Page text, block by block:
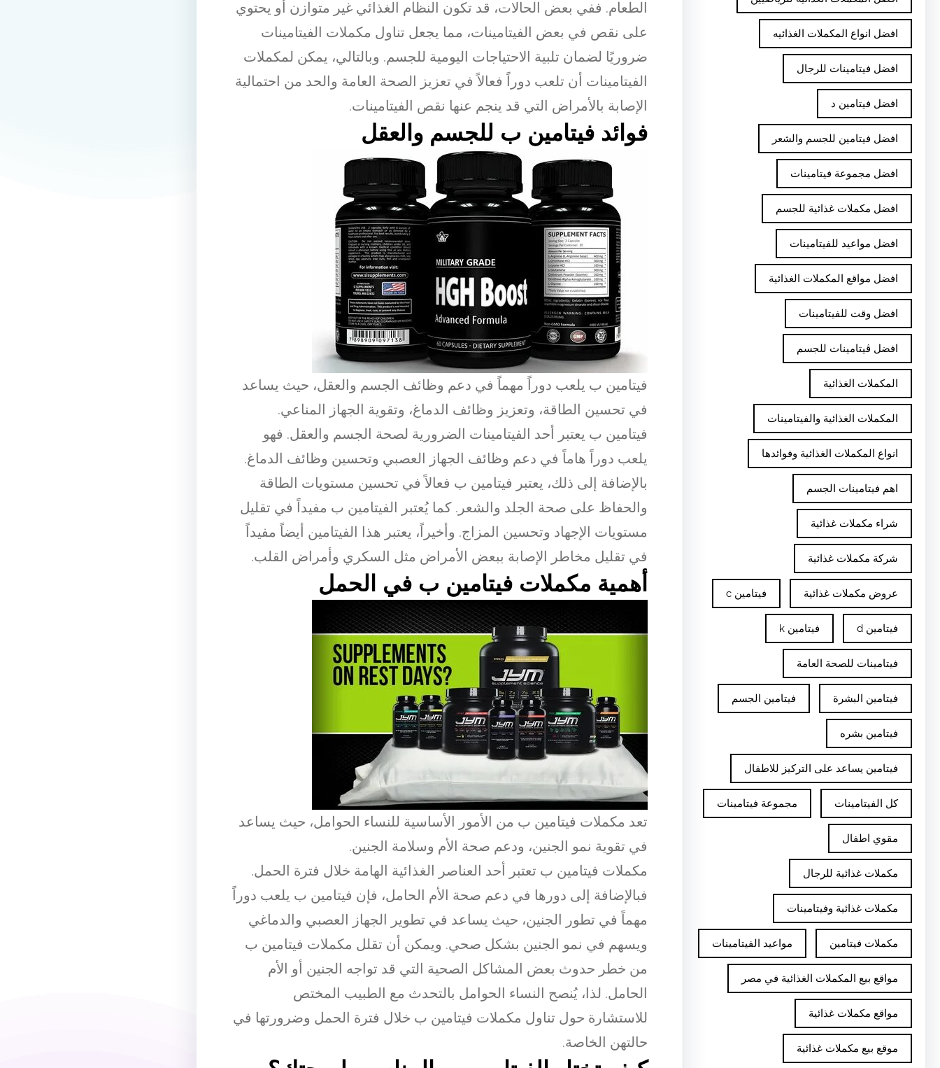
افضل انواع المكملات الغذائيه
افضل فيتامينات للرجال
افضل فيتامين د
افضل فيتامين للجسم والشعر
افضل مجموعة فيتامينات
افضل مكملات غذائية للجسم
افضل مواعيد للفيتامينات
افضل مواقع المكملات الغذائية
افضل وقت للفيتامينات
افضل ڤيتامينات للجسم
المكملات الغذائية
المكملات الغذائية والفيتامينات
انواع المكملات الغذائية وفوائدها
اهم فيتامينات الجسم
شراء مكملات غذائية
شركة مكملات غذائية
عروض مكملات غذائية فيتامين c
فيتامين d فيتامين k
فيتامينات للصحة العامة
فيتامين البشرة فيتامين الجسم
فيتامين بشره
فيتامين يساعد على التركيز للاطفال
كل الفيتامينات مجموعة فيتامينات
مقوي اطفال
مكملات غذائية للرجال
مكملات غذائية وفيتامينات
مكملات فيتامين مواعيد الفيتامينات
مواقع بيع المكملات الغذائية في مصر
مواقع مكملات غذائية
موقع بيع مكملات غذائية
الطعام. ففي بعض الحالات، قد تكون النظام الغذائي غير متوازن أو يحتوي
على نقص في بعض الفيتامينات، مما يجعل تناول مكملات الفيتامينات
ضروريًا لضمان تلبية الاحتياجات اليومية للجسم. وبالتالي، يمكن لمكملات
الفيتامينات أن تلعب دوراً فعالاً في تعزيز الصحة العامة والحد من احتمالية
الإصابة بالأمراض التي قد ينجم عنها نقص الفيتامينات.
فوائد فيتامين ب للجسم والعقل
فيتامين ب يلعب دوراً مهماً في دعم وظائف الجسم والعقل، حيث يساعد
في تحسين الطاقة، وتعزيز وظائف الدماغ، وتقوية الجهاز المناعي.
فيتامين ب يعتبر أحد الفيتامينات الضرورية لصحة الجسم والعقل. فهو
يلعب دوراً هاماً في دعم وظائف الجهاز العصبي وتحسين وظائف الدماغ.
بالإضافة إلى ذلك، يعتبر فيتامين ب فعالاً في تحسين مستويات الطاقة
والحفاظ على صحة الجلد والشعر. كما يُعتبر الفيتامين ب مفيداً في تقليل
مستويات الإجهاد وتحسين المزاج. وأخيراً، يعتبر هذا الفيتامين أيضاً مفيداً
في تقليل مخاطر الإصابة ببعض الأمراض مثل السكري وأمراض القلب.
أهمية مكملات فيتامين ب في الحمل
تعد مكملات فيتامين ب من الأمور الأساسية للنساء الحوامل، حيث يساعد
في تقوية نمو الجنين، ودعم صحة الأم وسلامة الجنين.
مكملات فيتامين ب تعتبر أحد العناصر الغذائية الهامة خلال فترة الحمل.
فبالإضافة إلى دورها في دعم صحة الأم الحامل، فإن فيتامين ب يلعب دوراً
مهماً في تطور الجنين، حيث يساعد في تطوير الجهاز العصبي والدماغي
ويسهم في نمو الجنين بشكل صحي. ويمكن أن تقلل مكملات فيتامين ب
من خطر حدوث بعض المشاكل الصحية التي قد تواجه الجنين أو الأم
الحامل. لذا، يُنصح النساء الحوامل بالتحدث مع الطبيب المختص
للاستشارة حول تناول مكملات فيتامين ب خلال فترة الحمل وضرورتها في
حالتهن الخاصة.